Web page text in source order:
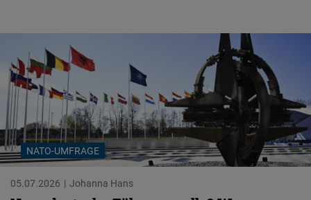
NATO-UMFRAGE
05.07.2026 Johanna Hans